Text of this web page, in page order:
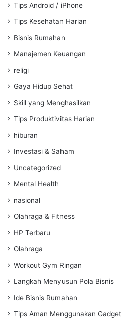
Tips Android / iPhone
Tips Kesehatan Harian
Bisnis Rumahan
Manajemen Keuangan
religi
Gaya Hidup Sehat
Skill yang Menghasilkan
Tips Produktivitas Harian
hiburan
Investasi & Saham
Uncategorized
Mental Health
nasional
Olahraga & Fitness
HP Terbaru
Olahraga
Workout Gym Ringan
Langkah Menyusun Pola Bisnis
Ide Bisnis Rumahan
Tips Aman Menggunakan Gadget